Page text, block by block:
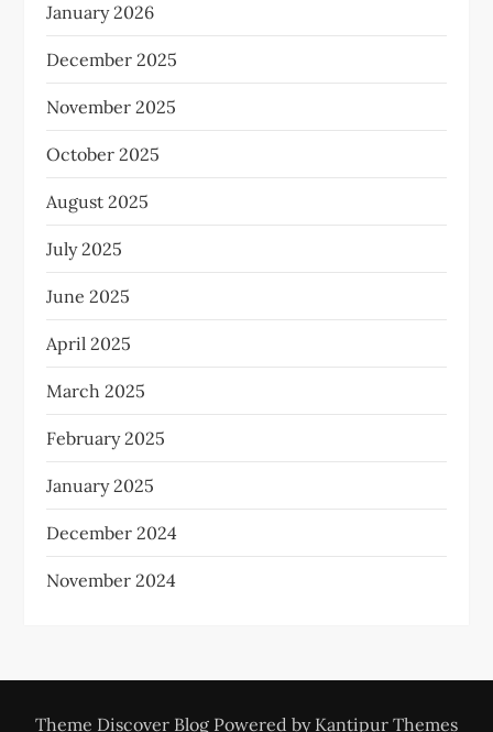
January 2026
December 2025
November 2025
October 2025
August 2025
July 2025
June 2025
April 2025
March 2025
February 2025
January 2025
December 2024
November 2024
Theme Discover Blog Powered by Kantipur Themes